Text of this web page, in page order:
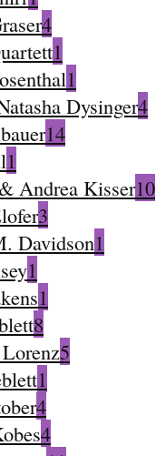
4
1
1
Dysinger4
14
1
Andrea Kisser10
3
Davidson1
1
1
8
5
1
4
4